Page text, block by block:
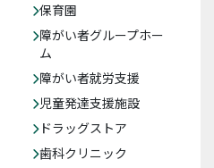
保育園
障がい者グループホー
ム
障がい者就労支援
児童発達支援施設
ドラッグストア
歯科クリニック